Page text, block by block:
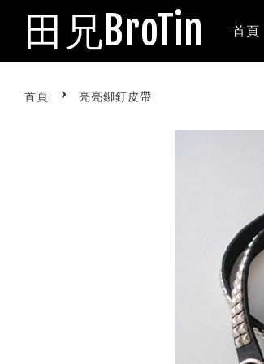
田兄BroTin 首頁
首頁 › 亮亮鉚釘皮帶